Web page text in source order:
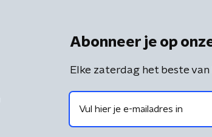
Abonneer je op
Elke zaterdag het beste van